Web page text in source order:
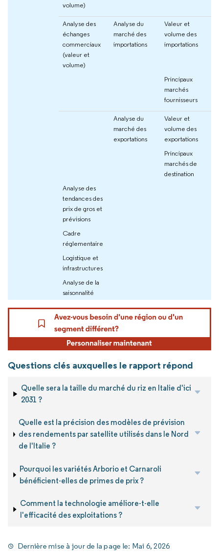
volume)
Analyse des
échanges
commerciaux
(valeur et
volume)
Analyse du
marché des
importations
Valeur et
volume des
importations
Principaux
marchés
fournisseurs
Analyse du
marché des
exportations
Valeur et
volume des
exportations
Principaux
marchés de
destination
Analyse des
tendances des
prix de gros et
prévisions
Cadre
réglementaire
Logistique et
infrastructures
Analyse de la
saisonnalité
Questions clés auxquelles le rapport répond
Quelle sera la taille du marché du riz en Italie d'ici
2031 ?
Quelle est la précision des modèles de prévision
des rendements par satellite utilisés dans le Nord
de l'Italie ?
Pourquoi les variétés Arborio et Carnaroli
bénéficient-elles de primes de prix ?
Comment la technologie améliore-t-elle
l'efficacité des exploitations ?
Dernière mise à jour de la page le: Mai 6, 2026